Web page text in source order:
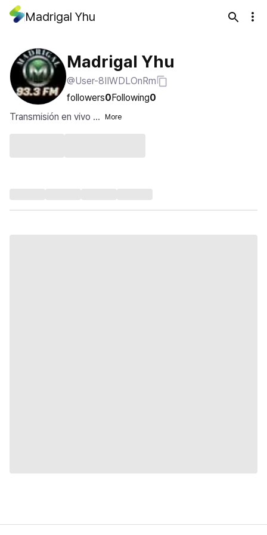
Madrigal Yhu
Madrigal Yhu
@User-8IIWDLOnRm
followers0Following0
Transmisión en vivo ...
More